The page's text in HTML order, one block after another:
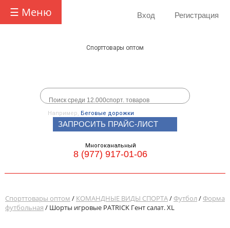
☰ Меню Вход Регистрация
Спорттовары оптом
Например, Беговые дорожки
ЗАПРОСИТЬ ПРАЙС-ЛИСТ
Многоканальный
8 (977) 917-01-06
Спорттовары оптом / КОМАНДНЫЕ ВИДЫ СПОРТА/Футбол/Форма
футбольная / Шорты игровые PATRICK Гент салат. XL